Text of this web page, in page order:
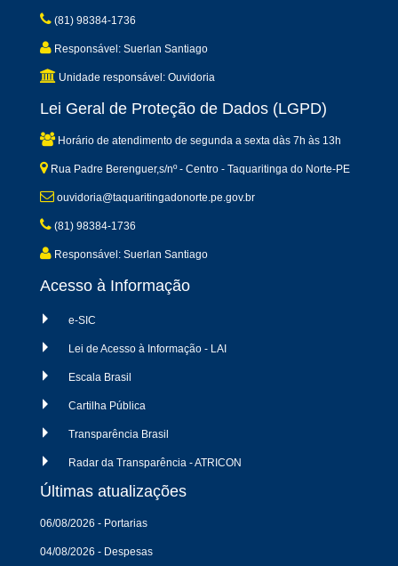
(81) 98384-1736
Responsável: Suerlan Santiago
Unidade responsável: Ouvidoria
Lei Geral de Proteção de Dados (LGPD)
Horário de atendimento de segunda a sexta dàs 7h às 13h
Rua Padre Berenguer,s/nº - Centro - Taquaritinga do Norte-PE
ouvidoria@taquaritingadonorte.pe.gov.br
(81) 98384-1736
Responsável: Suerlan Santiago
Acesso à Informação
e-SIC
Lei de Acesso à Informação - LAI
Escala Brasil
Cartilha Pública
Transparência Brasil
Radar da Transparência - ATRICON
Últimas atualizações
06/08/2026 - Portarias
04/08/2026 - Despesas